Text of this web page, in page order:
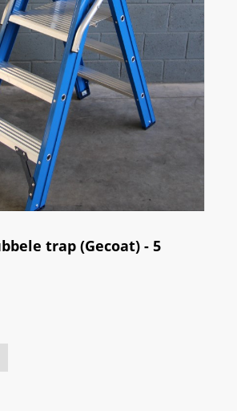
trap (Gecoat) - 5